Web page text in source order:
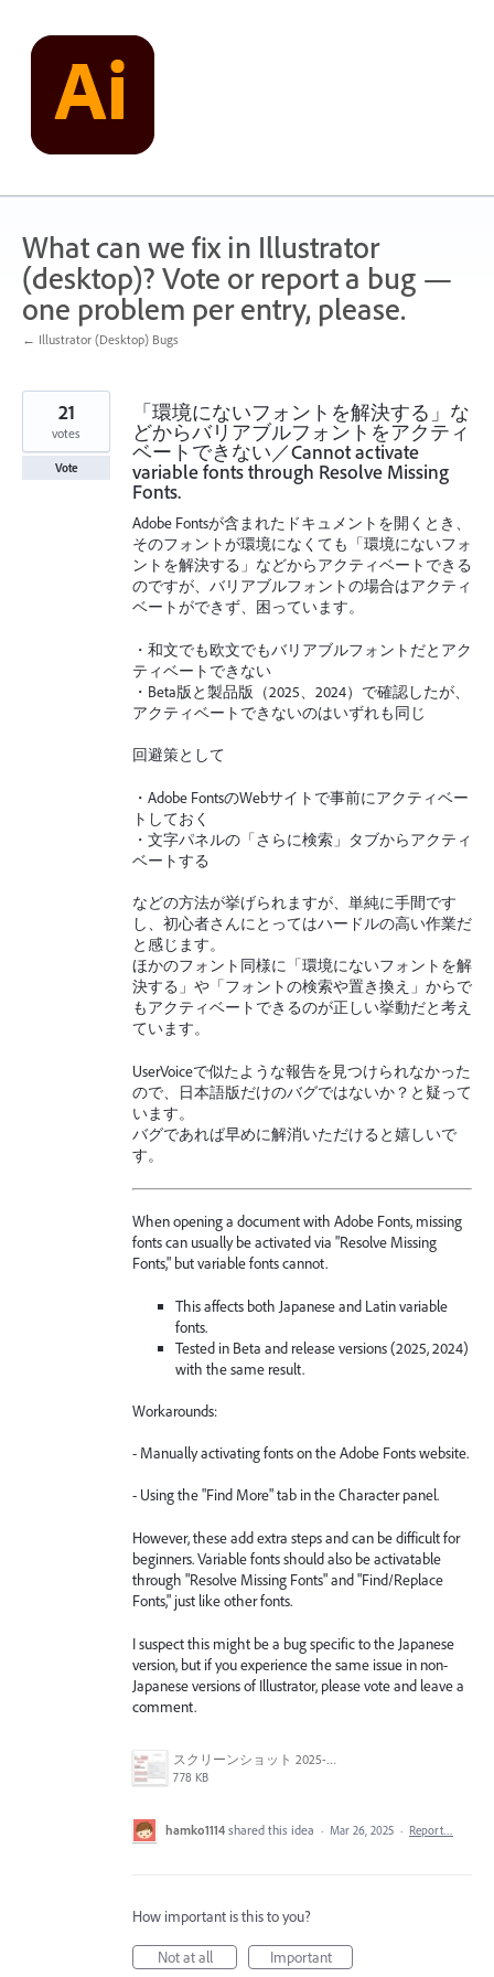
content
What can we fix in Illustrator
(desktop)? Vote or report a bug —
one problem per entry, please.
← Illustrator (Desktop) Bugs
「環境にないフォントを解決する」な
どからバリアブルフォントをアクティ
ベートできない／Cannot activate
variable fonts through Resolve Missing
Fonts.
Adobe Fontsが含まれたドキュメントを開くとき、
そのフォントが環境になくても「環境にないフォ
ントを解決する」などからアクティベートできる
のですが、バリアブルフォントの場合はアクティ
ベートができず、困っています。
・和文でも欧文でもバリアブルフォントだとアク
ティベートできない
・Beta版と製品版（2025、2024）で確認したが、
アクティベートできないのはいずれも同じ
回避策として
・Adobe FontsのWebサイトで事前にアクティベー
トしておく
・文字パネルの「さらに検索」タブからアクティ
ベートする
などの方法が挙げられますが、単純に手間です
し、初心者さんにとってはハードルの高い作業だ
と感じます。
ほかのフォント同様に「環境にないフォントを解
決する」や「フォントの検索や置き換え」からで
もアクティベートできるのが正しい挙動だと考え
ています。
UserVoiceで似たような報告を見つけられなかった
ので、日本語版だけのバグではないか？と疑って
います。
バグであれば早めに解消いただけると嬉しいで
す。
When opening a document with Adobe Fonts, missing
fonts can usually be activated via "Resolve Missing
Fonts," but variable fonts cannot.
This affects both Japanese and Latin variable
fonts.
Tested in Beta and release versions (2025, 2024)
with the same result.
Workarounds:
- Manually activating fonts on the Adobe Fonts website.
- Using the "Find More" tab in the Character panel.
However, these add extra steps and can be difficult for
beginners. Variable fonts should also be activatable
through "Resolve Missing Fonts" and "Find/Replace
Fonts," just like other fonts.
I suspect this might be a bug specific to the Japanese
version, but if you experience the same issue in non-
Japanese versions of Illustrator, please vote and leave a
comment.
スクリーンショット 2025-03-25 17.57.23.png
778 KB
21
votes
Vote
hamko1114 shared this idea · Mar 26, 2025 · Report…
How important is this to you?
Not at all Important